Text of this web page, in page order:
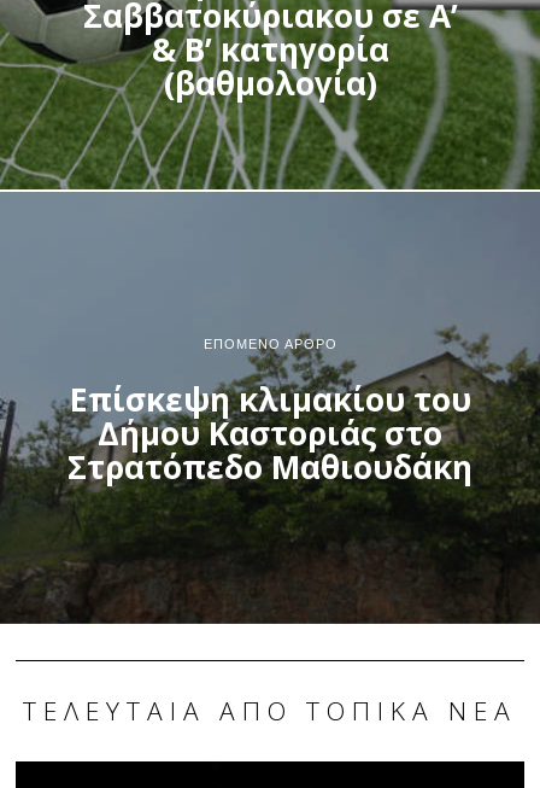
Σαββατοκύριακου σε Α’
& Β’ κατηγορία
(βαθμολογία)
ΕΠΌΜΕΝΟ ΆΡΘΡΟ
Επίσκεψη κλιμακίου του
Δήμου Καστοριάς στο
Στρατόπεδο Μαθιουδάκη
ΤΕΛΕΥΤΑΊΑ ΑΠΌ ΤΟΠΙΚΆ ΝΈΑ